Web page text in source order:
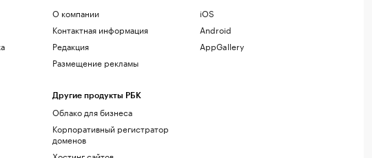
О компании
Контактная информация
Редакция
Размещение рекламы
Другие продукты РБК
Облако для бизнеса
Корпоративный регистратор
доменов
iOS
Android
AppGallery